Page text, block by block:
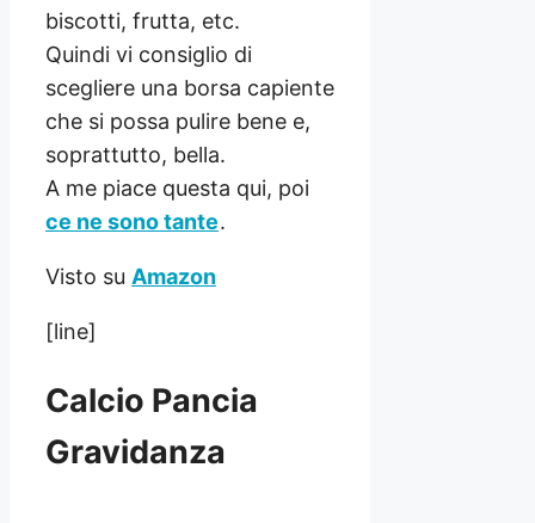
biscotti, frutta, etc.
Quindi vi consiglio di
scegliere una borsa capiente
che si possa pulire bene e,
soprattutto, bella.
A me piace questa qui, poi
ce ne sono tante.
Visto su Amazon
[line]
Calcio Pancia
Gravidanza